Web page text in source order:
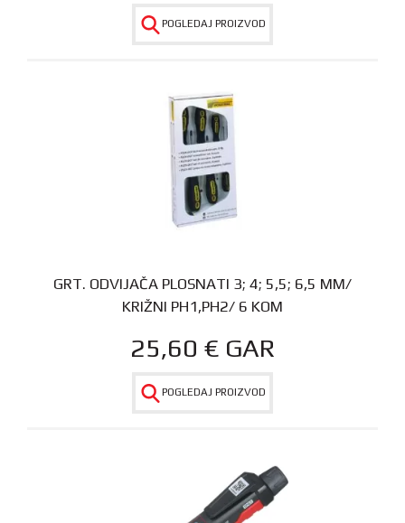
POGLEDAJ PROIZVOD
GRT. ODVIJAČA PLOSNATI 3; 4; 5,5; 6,5 MM/
KRIŽNI PH1,PH2/ 6 KOM
25,60 € GAR
POGLEDAJ PROIZVOD